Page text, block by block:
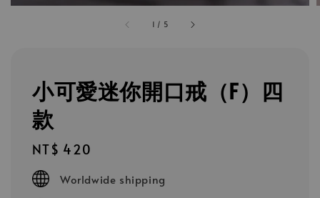
1 / 5
小可愛迷你開口戒（F）四
款
Regular
price
NT$ 420
Worldwide shipping